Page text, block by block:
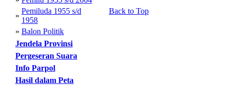
»
Pemiluda 1955 s/d
1958
» Balon Politik
Jendela Provinsi
Pergeseran Suara
Info Parpol
Hasil dalam Peta
Back to Top